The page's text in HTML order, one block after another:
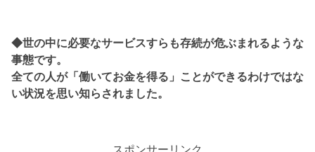
◆世の中に必要なサービスすらも存続が危ぶまれるような
事態です。
全ての人が「働いてお金を得る」ことができるわけではな
い状況を思い知らされました。